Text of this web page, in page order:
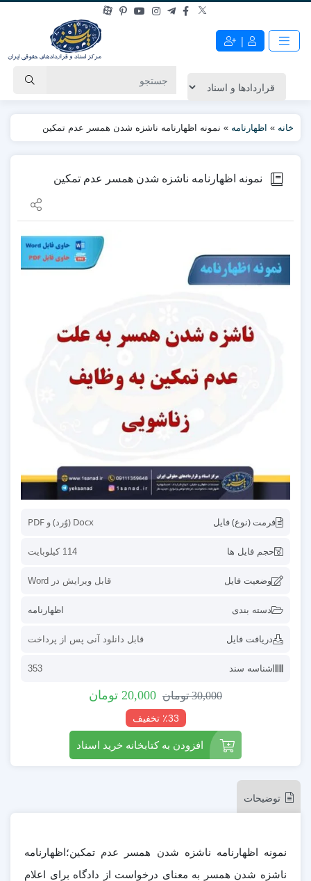
|
خانه » اظهارنامه » نمونه اظهارنامه ناشزه شدن همسر عدم تمکین
نمونه اظهارنامه ناشزه شدن همسر عدم تمکین
فرمت (نوع) فایل Docx (وُرد) و PDF
حجم فایل ها 114 کیلوبایت
وضعیت فایل قابل ویرایش در Word
دسته بندی اظهارنامه
دریافت فایل قابل دانلود آنی پس از پرداخت
شناسه سند 353
30,000 تومان 20,000 تومان
٪33 تخفیف
افزودن به کتابخانه خرید اسناد
توضیحات
نمونه اظهارنامه ناشزه شدن همسر عدم تمکین؛اظهارنامه
ناشزه شدن همسر به معنای درخواست از دادگاه برای اعلام